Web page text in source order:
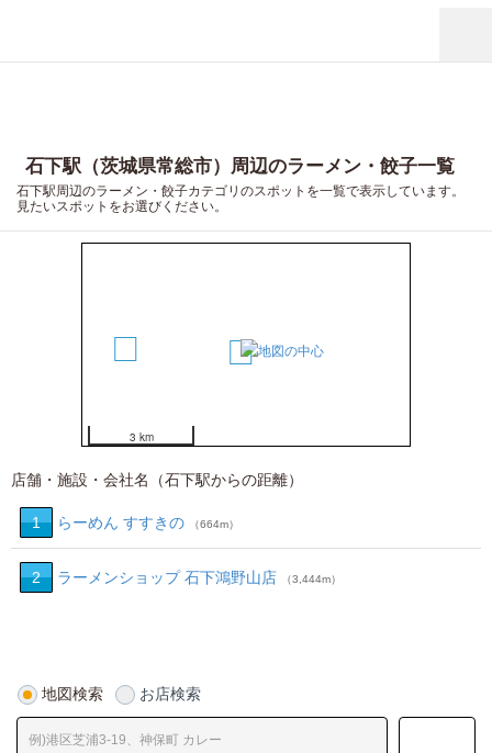
石下駅（茨城県常総市）周辺のラーメン・餃子一覧
石下駅周辺のラーメン・餃子カテゴリのスポットを一覧で表示しています。
見たいスポットをお選びください。
1
3 km
店舗・施設・会社名（石下駅からの距離）
1 らーめん すすきの （664m）
2 ラーメンショップ 石下鴻野山店 （3,444m）
地図検索 お店検索